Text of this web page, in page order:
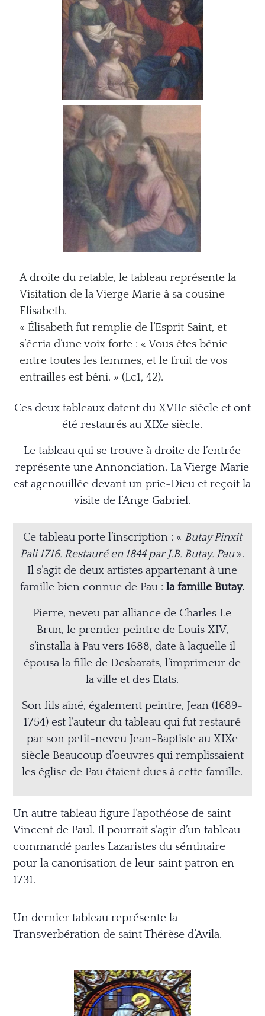
A droite du retable, le tableau représente la
Visitation de la Vierge Marie à sa cousine
Elisabeth.
« Élisabeth fut remplie de l’Esprit Saint, et
s’écria d’une voix forte : « Vous êtes bénie
entre toutes lesfemmes, et le fruit de vos
entrailles est béni. » (Lc1, 42).
Ces deux tableaux datent du XVIIe siècle et ont
été restaurés au XIXe siècle.
Le tableau qui se trouve à droite de l’entrée
représente une Annonciation. La Vierge Marie
est agenouillée devant un prie-Dieu et reçoit la
visite de l’Ange Gabriel.
Ce tableau porte l’inscription : « Butay Pinxit
Pali 1716. Restauré en 1844 parJ.B. Butay. Pau».
Il s’agit de deux artistes appartenant à une
famille bien connue de Pau :la famille Butay.
Pierre, neveu par alliance de Charles Le
Brun, le premier peintre de Louis XIV,
s’installa à Pau vers 1688, date à laquelle il
épousa la fille de Desbarats, l’imprimeur de
la ville et des Etats.
Son fils aîné, également peintre, Jean (1689-
1754) est l’auteur du tableau qui futrestauré
par son petit-neveu Jean-Baptiste au XIXe
siècle Beaucoup d’oeuvres qui remplissaient
les église de Pau étaient dues à cettefamille.
Un autre tableau figure l’apothéose de saint
Vincent de Paul. Il pourrait s’agir d’un tableau
commandé parles Lazaristes du séminaire
pour la canonisation de leur saint patron en
1731.
Un dernier tableau représente la
Transverbération de saint Thérèse d’Avila.